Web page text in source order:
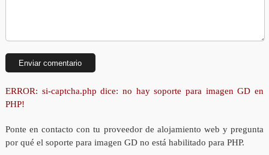
ERROR: si-captcha.php dice: no hay soporte para imagen GD en
PHP!
Ponte en contacto con tu proveedor de alojamiento web y pregunta
por qué el soporte para imagen GD no está habilitado para PHP.